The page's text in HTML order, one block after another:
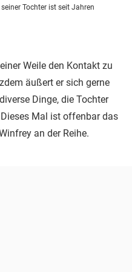
Tochter ist seit Jahren
Weile den Kontakt zu
äußert er sich gerne
Dinge, die Tochter
Mal ist offenbar das
an der Reihe.